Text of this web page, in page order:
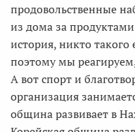
продовольственные
из дома за
история, никто
поэтому мы
А вот спорт и
организация
община развивает в